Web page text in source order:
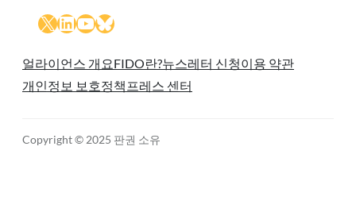
X LinkedIn
YouTube
Bluesky
얼라이언스 개요FIDO란?뉴스레터 신청이용 약관
개인정보 보호정책 프레스 센터
Copyright © 2025 판권 소유